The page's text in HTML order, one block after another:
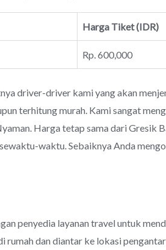
Harga Tiket (IDR)
Rp. 600,000
driver-driver kami yang akan
terhitung murah. Kami sangat
Harga tetap sama dari Gresik
waktu. Sebaiknya Anda
penyedia layanan travel untuk
dan diantar ke lokasi